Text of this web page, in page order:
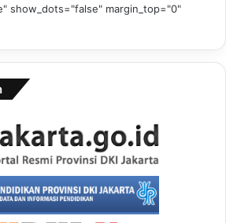
show_dots="false" margin_top="0"